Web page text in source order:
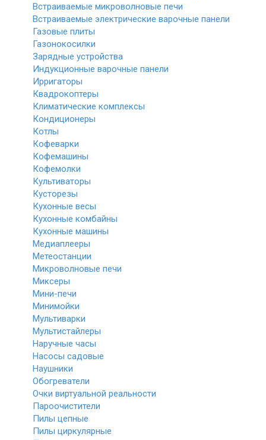
Встраиваемые микроволновые печи
Встраиваемые электрические варочные панели
Газовые плиты
Газонокосилки
Зарядные устройства
Индукционные варочные панели
Ирригаторы
Квадрокоптеры
Климатические комплексы
Кондиционеры
Котлы
Кофеварки
Кофемашины
Кофемолки
Культиваторы
Кусторезы
Кухонные весы
Кухонные комбайны
Кухонные машины
Медиаплееры
Метеостанции
Микроволновые печи
Миксеры
Мини-печи
Минимойки
Мультиварки
Мультистайлеры
Наручные часы
Насосы садовые
Наушники
Обогреватели
Очки виртуальной реальности
Пароочистители
Пилы цепные
Пилы циркулярные